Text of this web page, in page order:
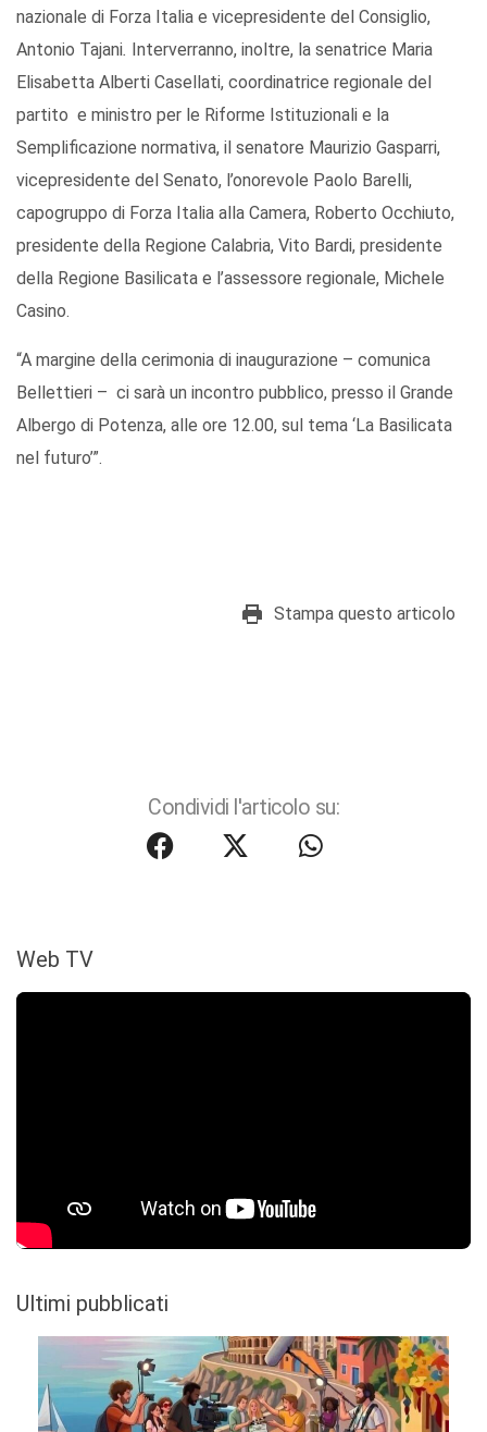
nazionale di Forza Italia e vicepresidente del Consiglio,
Antonio Tajani. Interverranno, inoltre, la senatrice Maria
Elisabetta Alberti Casellati, coordinatrice regionale del
partito e ministro per le Riforme Istituzionali e la
Semplificazione normativa, il senatore Maurizio Gasparri,
vicepresidente del Senato, l’onorevole Paolo Barelli,
capogruppo di Forza Italia alla Camera, Roberto Occhiuto,
presidente della Regione Calabria, Vito Bardi, presidente
della Regione Basilicata e l’assessore regionale, Michele
Casino.
“A margine della cerimonia di inaugurazione – comunica
Bellettieri – ci sarà un incontro pubblico, presso il Grande
Albergo di Potenza, alle ore 12.00, sul tema ‘La Basilicata
nel futuro’”.
Stampa questo articolo
Condividi l'articolo su:
Web TV
Ultimi pubblicati